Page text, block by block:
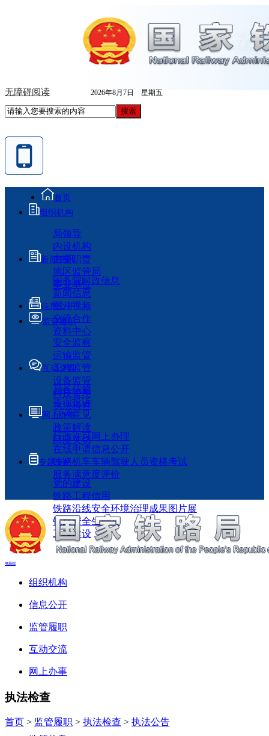
无障碍阅读 2026年8月7日 星期五
首页
组织机构
局领导
内设机构
主要职责
地区监管局
事业单位
新闻资讯
国务院时政信息
新闻信息
图片视频
交流合作
资料中心
信息公开
监管履职
安全监察
运输监管
工程监管
设备监管
科技管理
执法检查
互动交流
局长信箱
咨询投诉
征求意见
政策解读
回应关切
网上办事
行政许可网上办理
在线申请信息公开
铁路机车车辆驾驶人员资格考试
服务满意度评价
专题专栏
党的建设
铁路工程信用
铁路沿线安全环境治理成果图片展
铁路安全生产月
工程建设
电脑端
组织机构
信息公开
监管履职
互动交流
网上办事
执法检查
首页 > 监管履职 > 执法检查 > 执法公告